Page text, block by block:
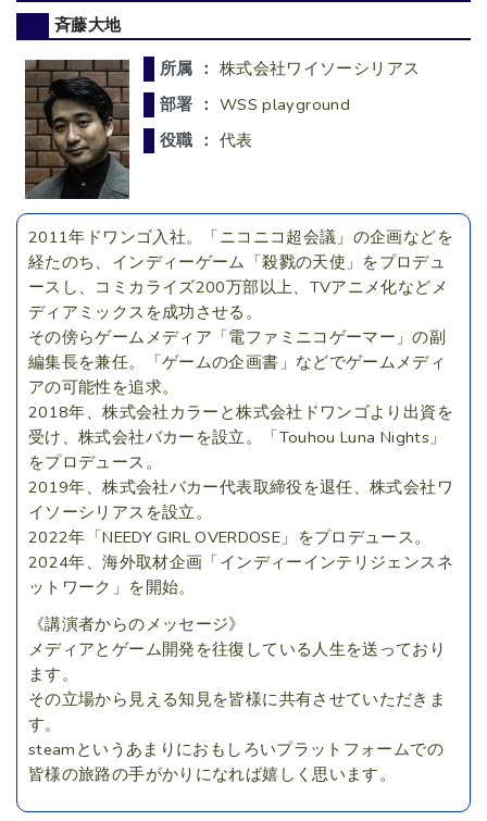
斉藤大地
所属 ： 株式会社ワイソーシリアス
部署 ： WSS playground
役職 ： 代表
2011年ドワンゴ入社。「ニコニコ超会議」の企画などを
経たのち、インディーゲーム「殺戮の天使」をプロデュ
ースし、コミカライズ200万部以上、TVアニメ化などメ
ディアミックスを成功させる。
その傍らゲームメディア「電ファミニコゲーマー」の副
編集長を兼任。「ゲームの企画書」などでゲームメディ
アの可能性を追求。
2018年、株式会社カラーと株式会社ドワンゴより出資を
受け、株式会社バカーを設立。「Touhou Luna Nights」
をプロデュース。
2019年、株式会社バカー代表取締役を退任、株式会社ワ
イソーシリアスを設立。
2022年「NEEDY GIRL OVERDOSE」をプロデュース。
2024年、海外取材企画「インディーインテリジェンスネ
ットワーク」を開始。
《講演者からのメッセージ》
メディアとゲーム開発を往復している人生を送っており
ます。
その立場から見える知見を皆様に共有させていただきま
す。
steamというあまりにおもしろいプラットフォームでの
皆様の旅路の手がかりになれば嬉しく思います。